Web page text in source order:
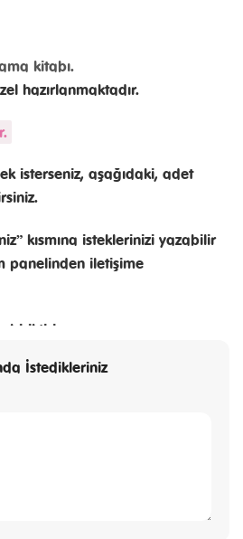
kitabı.
hazırlanmaktadır.
isterseniz, aşağıdaki, adet
kısmına isteklerinizi yazabilir
panelinden iletişime
biriktirin…
İstedikleriniz